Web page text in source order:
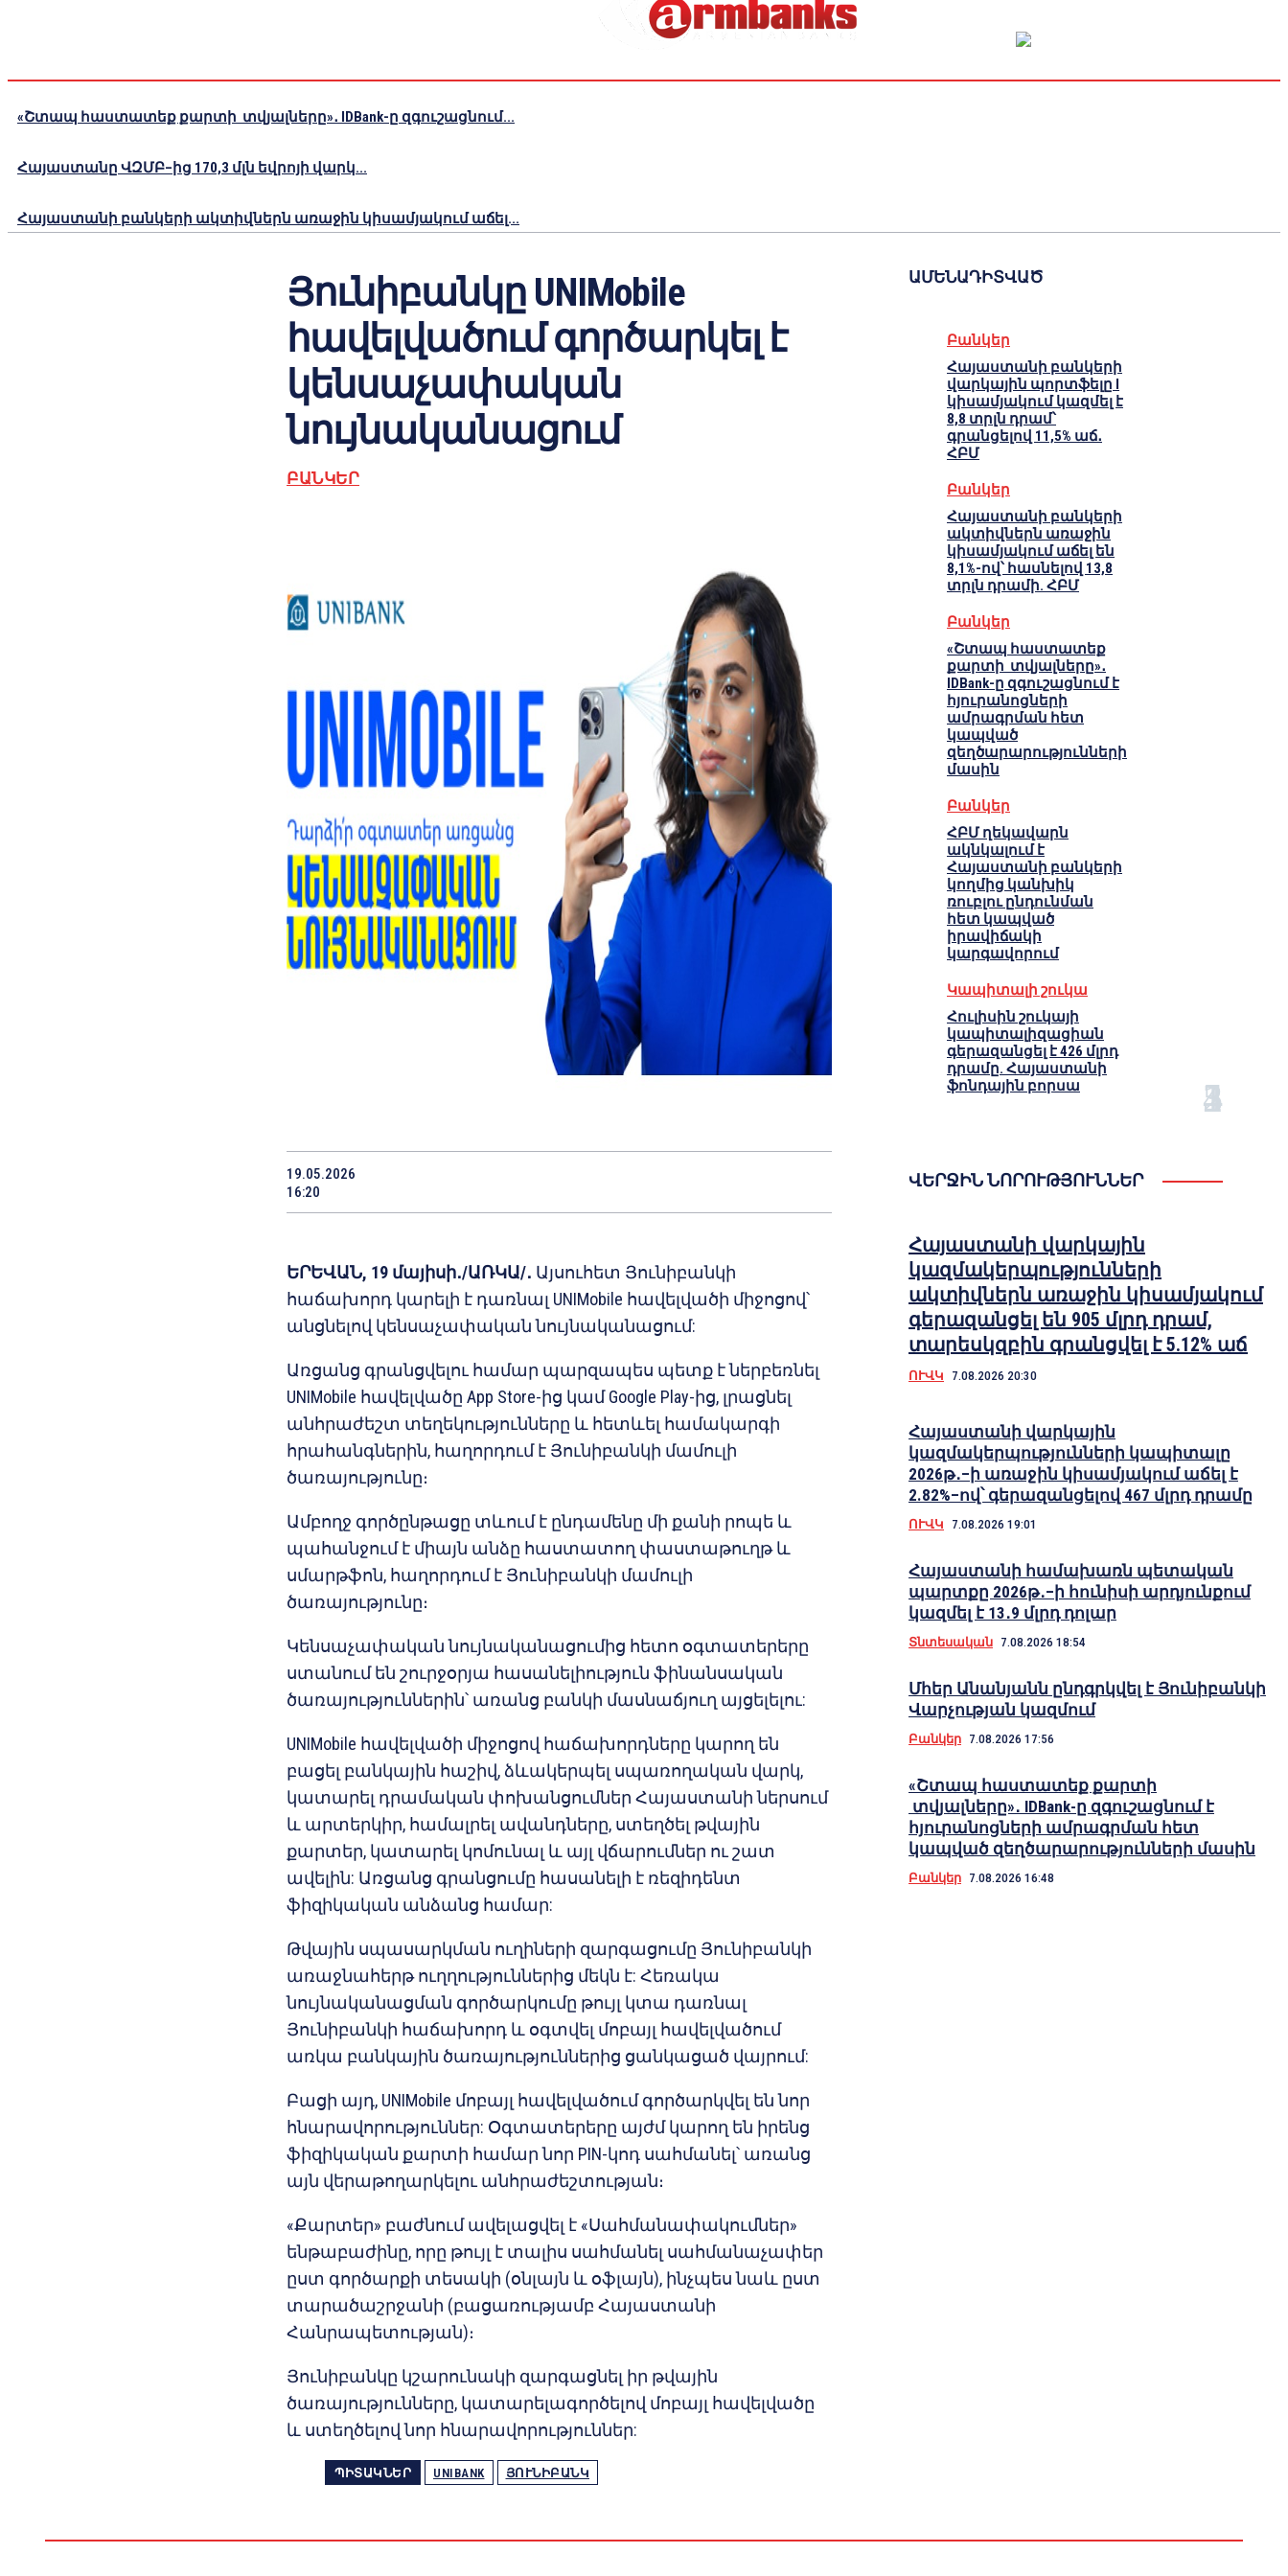
«Շտապ հաստատեք քարտի տվյալները»․ IDBank-ը զգուշացնում...
Հայաստանը ՎԶՄԲ–ից 170,3 մլն եվրոյի վարկ...
Հայաստանի բանկերի ակտիվներն առաջին կիսամյակում աճել...
Յունիբանկը UNIMobile
հավելվածում գործարկել է
կենսաչափական
նույնականացում
ԲԱՆԿԵՐ
19.05.2026
16:20
ԵՐԵՎԱՆ, 19 մայիսի․/ԱՌԿԱ/․ Այսուհետ Յունիբանկի
հաճախորդ կարելի է դառնալ UNIMobile հավելվածի միջոցով՝
անցնելով կենսաչափական նույնականացում:
Առցանց գրանցվելու համար պարզապես պետք է ներբեռնել
UNIMobile հավելվածը App Store-ից կամ Google Play-ից, լրացնել
անհրաժեշտ տեղեկությունները և հետևել համակարգի
հրահանգներին, հաղորդում է Յունիբանկի մամուլի
ծառայությունը։
Ամբողջ գործընթացը տևում է ընդամենը մի քանի րոպե և
պահանջում է միայն անձը հաստատող փաստաթուղթ և
սմարթֆոն, հաղորդում է Յունիբանկի մամուլի
ծառայությունը։
Կենսաչափական նույնականացումից հետո օգտատերերը
ստանում են շուրջօրյա հասանելիություն ֆինանսական
ծառայություններին՝ առանց բանկի մասնաճյուղ այցելելու:
UNIMobile հավելվածի միջոցով հաճախորդները կարող են
բացել բանկային հաշիվ, ձևակերպել սպառողական վարկ,
կատարել դրամական փոխանցումներ Հայաստանի ներսում
և արտերկիր, համալրել ավանդները, ստեղծել թվային
քարտեր, կատարել կոմունալ և այլ վճարումներ ու շատ
ավելին: Առցանց գրանցումը հասանելի է ռեզիդենտ
ֆիզիկական անձանց համար:
Թվային սպասարկման ուղիների զարգացումը Յունիբանկի
առաջնահերթ ուղղություններից մեկն է: Հեռակա
նույնականացման գործարկումը թույլ կտա դառնալ
Յունիբանկի հաճախորդ և օգտվել մոբայլ հավելվածում
առկա բանկային ծառայություններից ցանկացած վայրում:
Բացի այդ, UNIMobile մոբայլ հավելվածում գործարկվել են նոր
հնարավորություններ: Օգտատերերը այժմ կարող են իրենց
ֆիզիկական քարտի համար նոր PIN-կոդ սահմանել՝ առանց
այն վերաթողարկելու անհրաժեշտության։
«Քարտեր» բաժնում ավելացվել է «Սահմանափակումներ»
ենթաբաժինը, որը թույլ է տալիս սահմանել սահմանաչափեր
ըստ գործարքի տեսակի (օնլայն և օֆլայն), ինչպես նաև ըստ
տարածաշրջանի (բացառությամբ Հայաստանի
Հանրապետության)։
Յունիբանկը կշարունակի զարգացնել իր թվային
ծառայությունները, կատարելագործելով մոբայլ հավելվածը
և ստեղծելով նոր հնարավորություններ:
ՊԻՏԱԿՆԵՐ UNIBANK ՅՈՒՆԻԲԱՆԿ
ԱՄԵՆԱԴԻՏՎԱԾ
Բանկեր
Հայաստանի բանկերի
վարկային պորտֆելը I
կիսամյակում կազմել է
8,8 տրլն դրամ՝
գրանցելով 11,5% աճ․
ՀԲՄ
Բանկեր
Հայաստանի բանկերի
ակտիվներն առաջին
կիսամյակում աճել են
8,1%-ով՝ հասնելով 13,8
տրլն դրամի. ՀԲՄ
Բանկեր
«Շտապ հաստատեք
քարտի տվյալները»․
IDBank-ը զգուշացնում է
հյուրանոցների
ամրագրման հետ
կապված
զեղծարարությունների
մասին
Բանկեր
ՀԲՄ ղեկավարն
ակնկալում է
Հայաստանի բանկերի
կողմից կանխիկ
ռուբլու ընդունման
հետ կապված
իրավիճակի
կարգավորում
Կապիտալի շուկա
Հուլիսին շուկայի
կապիտալիզացիան
գերազանցել է 426 մլրդ
դրամը. Հայաստանի
ֆոնդային բորսա
ՎԵՐՋԻՆ ՆՈՐՈՒԹՅՈՒՆՆԵՐ
Հայաստանի վարկային
կազմակերպությունների
ակտիվներն առաջին կիսամյակում
գերազանցել են 905 մլրդ դրամ,
տարեսկզբին գրանցվել է 5.12% աճ
ՈՒՎԿ 7.08.2026 20:30
Հայաստանի վարկային
կազմակերպությունների կապիտալը
2026թ․–ի առաջին կիսամյակում աճել է
2.82%–ով՝ գերազանցելով 467 մլրդ դրամը
ՈՒՎԿ 7.08.2026 19:01
Հայաստանի համախառն պետական
պարտքը 2026թ․–ի հունիսի արդյունքում
կազմել է 13․9 մլրդ դոլար
Տնտեսական 7.08.2026 18:54
Մհեր Անանյանն ընդգրկվել է Յունիբանկի
Վարչության կազմում
Բանկեր 7.08.2026 17:56
«Շտապ հաստատեք քարտի
տվյալները»․ IDBank-ը զգուշացնում է
հյուրանոցների ամրագրման հետ
կապված զեղծարարությունների մասին
Բանկեր 7.08.2026 16:48